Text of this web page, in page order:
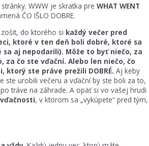
WWW je skratka pre WHAT WENT
ČO IŠLO DOBRE.
do ktorého si každý večer pred
ktoré v ten deň boli dobré, ktoré sa
aj nepodarili). Môže to byť niečo, za
za čo ste vďační. Alebo len niečo, čo
ktorý ste práve prežili DOBRÉ. Aj keby
ste urobili večeru a vďační by ste boli za to,
tráve na záhrade. A opäť si vo vašej hrudi
, v ktorom sa „vykúpete“ pred tým,